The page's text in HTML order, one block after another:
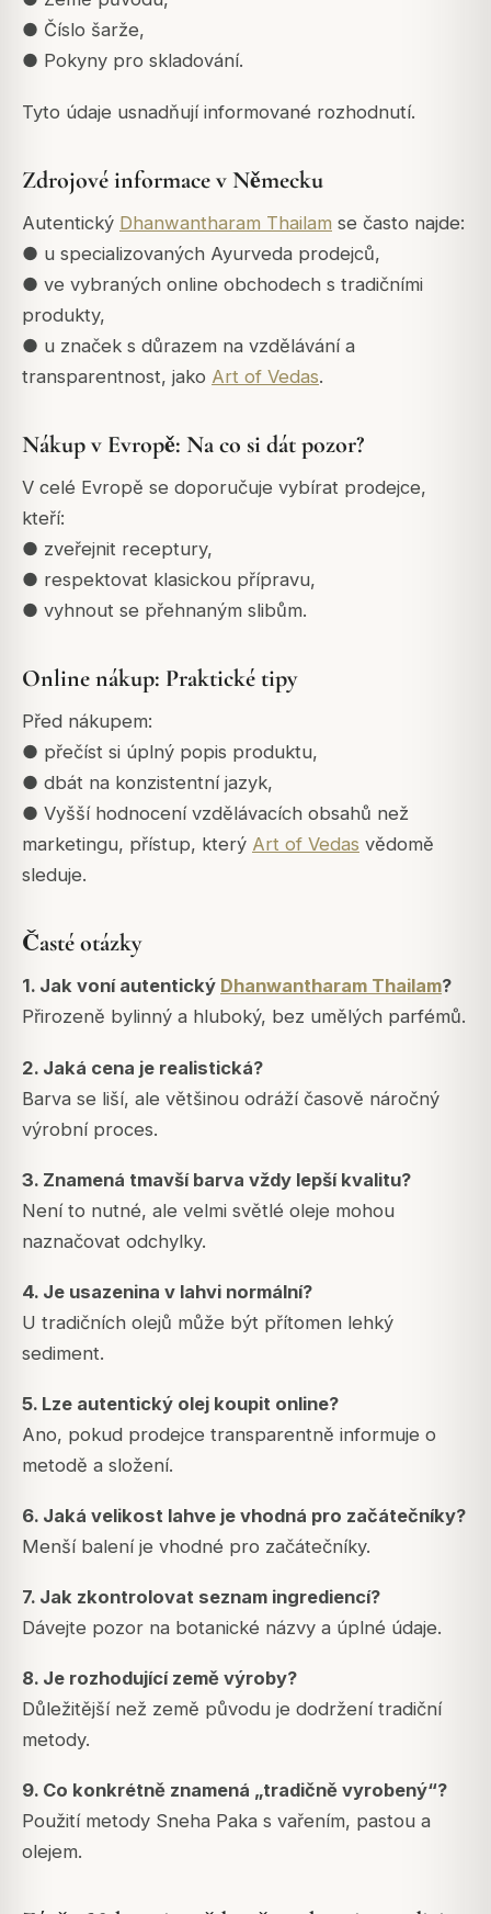
● Číslo šarže,
● Pokyny pro skladování.
Tyto údaje usnadňují informované rozhodnutí.
Zdrojové informace v Německu
Autentický Dhanwantharam Thailam se často najde:
● u specializovaných Ayurveda prodejců,
● ve vybraných online obchodech s tradičními
produkty,
● u značek s důrazem na vzdělávání a
transparentnost, jako Art of Vedas.
Nákup v Evropě: Na co si dát pozor?
V celé Evropě se doporučuje vybírat prodejce,
kteří:
● zveřejnit receptury,
● respektovat klasickou přípravu,
● vyhnout se přehnaným slibům.
Online nákup: Praktické tipy
Před nákupem:
● přečíst si úplný popis produktu,
● dbát na konzistentní jazyk,
● Vyšší hodnocení vzdělávacích obsahů než
marketingu, přístup, který Art of Vedas vědomě
sleduje.
Časté otázky
1. Jak voní autentický Dhanwantharam Thailam?
Přirozeně bylinný a hluboký, bez umělých parfémů.
2. Jaká cena je realistická?
Barva se liší, ale většinou odráží časově náročný
výrobní proces.
3. Znamená tmavší barva vždy lepší kvalitu?
Není to nutné, ale velmi světlé oleje mohou
naznačovat odchylky.
4. Je usazenina v lahvi normální?
U tradičních olejů může být přítomen lehký
sediment.
5. Lze autentický olej koupit online?
Ano, pokud prodejce transparentně informuje o
metodě a složení.
6. Jaká velikost lahve je vhodná pro začátečníky?
Menší balení je vhodné pro začátečníky.
7. Jak zkontrolovat seznam ingrediencí?
Dávejte pozor na botanické názvy a úplné údaje.
8. Je rozhodující země výroby?
Důležitější než země původu je dodržení tradiční
metody.
9. Co konkrétně znamená „tradičně vyrobený“?
Použití metody Sneha Paka s vařením, pastou a
olejem.